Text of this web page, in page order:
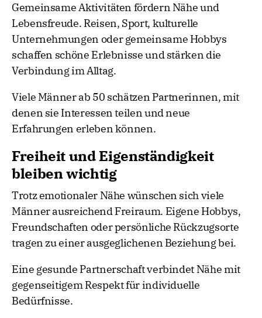
Gemeinsame Aktivitäten fördern Nähe und
Lebensfreude. Reisen, Sport, kulturelle
Unternehmungen oder gemeinsame Hobbys
schaffen schöne Erlebnisse und stärken die
Verbindung im Alltag.
Viele Männer ab 50 schätzen Partnerinnen, mit
denen sie Interessen teilen und neue
Erfahrungen erleben können.
Freiheit und Eigenständigkeit
bleiben wichtig
Trotz emotionaler Nähe wünschen sich viele
Männer ausreichend Freiraum. Eigene Hobbys,
Freundschaften oder persönliche Rückzugsorte
tragen zu einer ausgeglichenen Beziehung bei.
Eine gesunde Partnerschaft verbindet Nähe mit
gegenseitigem Respekt für individuelle
Bedürfnisse.